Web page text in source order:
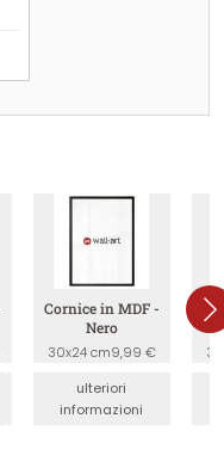
Cornice in MDF -
Nero
30x24 cm9,99 €
ulteriori
informazioni